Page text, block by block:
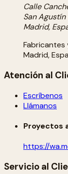
Calle
San
Madrid,
Madrid,
Atención al
Escríbenos
Llámanos
Proyectos
https://
Servicio al